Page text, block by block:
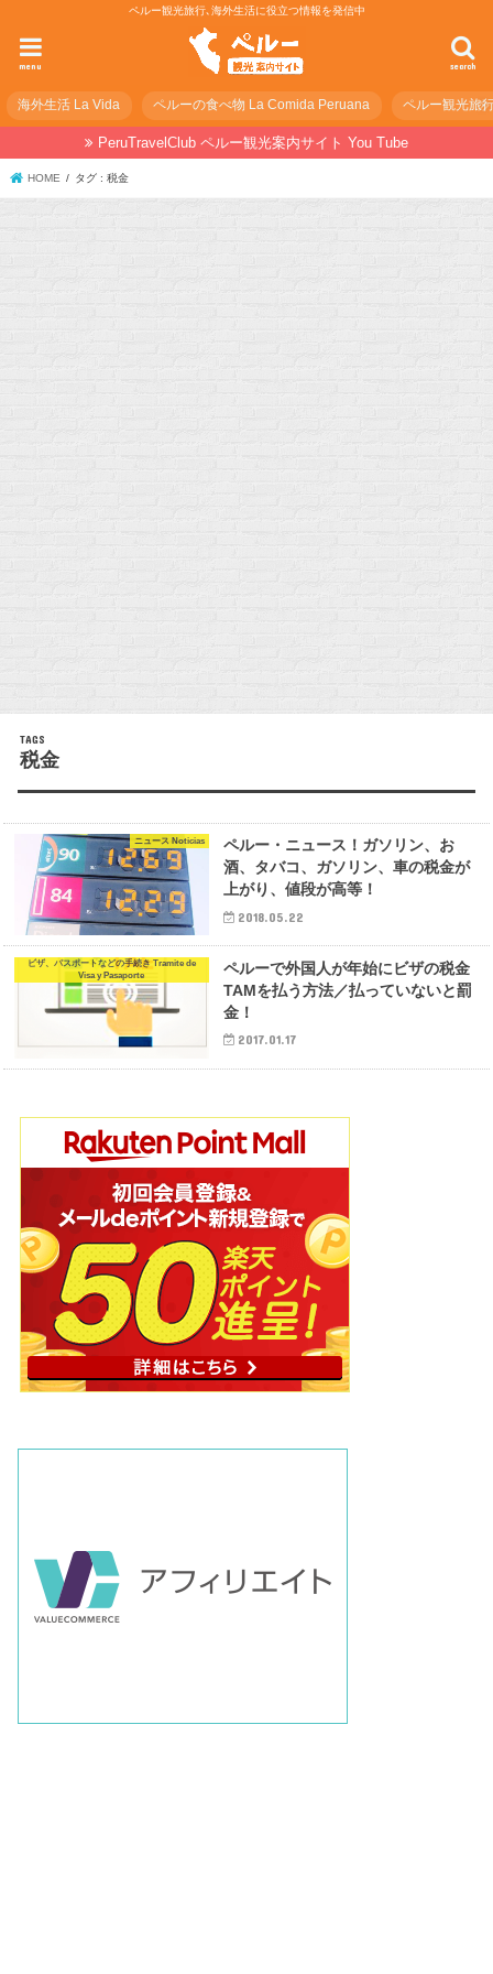
ペルー観光旅行､海外生活に役立つ情報を発信中
search
menu
海外生活 La Vida ペルーの食べ物 La Comida Peruana ペルー観光旅
PeruTravelClub ペルー観光案内サイト You Tube
HOME タグ : 税金
税金
ニュース Noticias
ペルー・ニュース！ガソリン、お
酒、タバコ、ガソリン、車の税金が
上がり、値段が高等！
2018.05.22
ビザ、パスポートなどの手続き Tramite de
Visa y Pasaporte
ペルーで外国人が年始にビザの税金
TAMを払う方法／払っていないと罰
金！
2017.01.17